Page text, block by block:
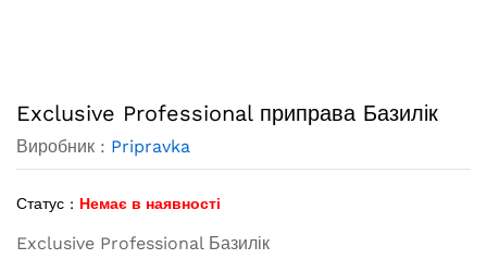
Exclusive Professional приправа Базилік
Виробник : Pripravka
Статус : Немає в наявності
Exclusive Professional Базилік